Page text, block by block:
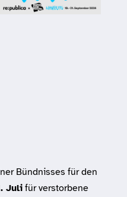
Bündnisses für den
Julifür verstorbene